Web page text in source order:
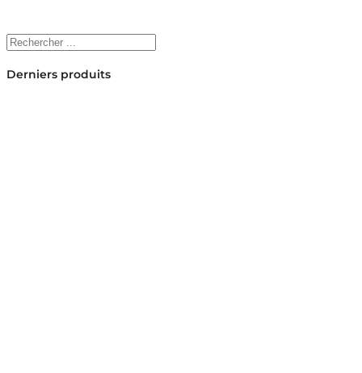
Rechercher
Derniers produits